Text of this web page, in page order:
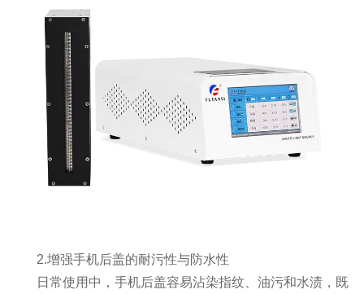
2.增强手机后盖的耐污性与防水性
日常使用中，手机后盖容易沾染指纹、油污和水渍，既